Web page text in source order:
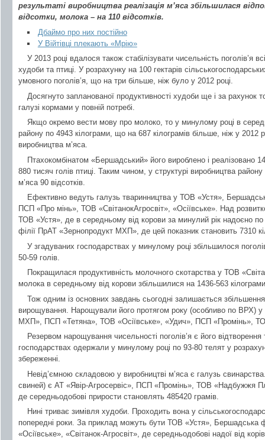
результаті виробництва реалізація м’яса збільшилася
відсотки, молока – на 110 відсотків.
Дбаймо про них постійно
У Війтівці плекають «Мрію»
У 2013 році вдалося також стабілізувати чисельність поголів’я
худоби та птиці. У розрахунку на 100 гектарів
умовного поголів’я, що на три більше, ніж було у 2012 році.
Досягнуто запланованої продуктивності худоби ще і за
галузі кормами у повній потребі.
Якщо окремо вести мову про молоко, то у минулому році в
району по 4943 кілограми, що на 687 кілограмів більше, ніж у 2012
виробництва м’яса.
Птахокомбінатом «Бершадський» його вироблено і реалізовано
880 тисяч голів птиці. Таким чином, у структурі виробництва
м’яса 90 відсотків.
Ефективно ведуть галузь тваринництва у ТОВ «Устя»,
ПСП «Про мінь», ТОВ «СвітанокАгросвіт», «Осіївське». Над
ТОВ «Устя», де в середньому від корови за минулий рік надоєно
філії ПрАТ «Зернопродукт МХП», де цей показник становить 7310
У згадуваних господарствах у минулому році збільшилося
50-59 голів.
Покращилася продуктивність молочного скотарства у ТОВ
молока в середньому від корови збільшилися на 1436-563
Тож одним із основних завдань сьогодні залишається збільшення
вирощування. Нарощували його протягом року (особливо по ВРХ) у
МХП», ПСП «Тетяна», ТОВ «Осіївське», «Удич», ПСП «Промінь»,
Резервом нарощування чисельності поголів’я є його
господарствах одержали у минулому році по 93-80 телят у
збереженні.
Невід’ємною складовою у виробництві м’яса є галузь
свиней) є АТ «Явір-Агросервіс», ПСП «Промінь», ТОВ «Надбужжя
де середньодобові прирости становлять 485420 грамів.
Нині триває зимівля худоби. Проходить вона у
попередні роки. За приклад можуть бути ТОВ «Устя»,
«Осіївське», «Світанок-Агросвіт», де середньодобові надої від